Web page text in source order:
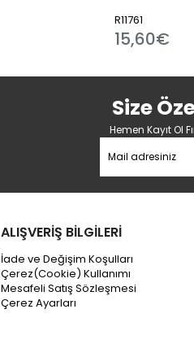
Size
Hemen Kayıt Ol
ALIŞVERİŞ BİLGİLERİ
İade ve Değişim Koşulları
Çerez(Cookie) Kullanımı
Mesafeli Satış Sözleşmesi
Çerez Ayarları